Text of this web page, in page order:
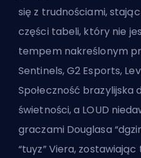
się z trudnościami,
części tabeli, który nie
tempem nakreślonym
Sentinels, G2 Esports,
Społeczność
świetności, a LOUD
graczami Douglasa
“tuyz” Viera,